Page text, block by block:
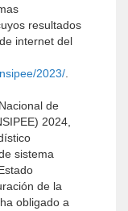
resultados
internet del
2023/
de
2024,
sistema
de la
obligado a